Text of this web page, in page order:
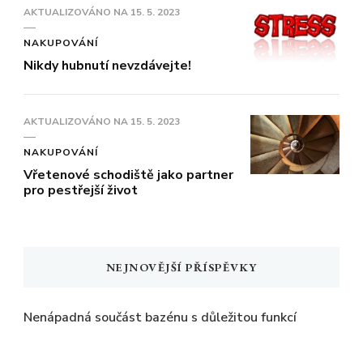
AKTUALIZOVÁNO NA 15. 5. 2023
NAKUPOVÁNÍ
Nikdy hubnutí nevzdávejte!
AKTUALIZOVÁNO NA 15. 5. 2023
NAKUPOVÁNÍ
Vřetenové schodiště jako partner
pro pestřejší život
NEJNOVĚJŠÍ PŘÍSPĚVKY
Nenápadná součást bazénu s důležitou funkcí